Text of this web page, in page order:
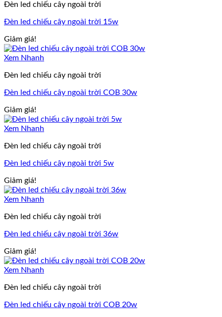
Đèn led chiếu cây ngoài trời
Đèn led chiếu cây ngoài trời 15w
Giảm giá!
Xem Nhanh
Đèn led chiếu cây ngoài trời
Đèn led chiếu cây ngoài trời COB 30w
Giảm giá!
Xem Nhanh
Đèn led chiếu cây ngoài trời
Đèn led chiếu cây ngoài trời 5w
Giảm giá!
Xem Nhanh
Đèn led chiếu cây ngoài trời
Đèn led chiếu cây ngoài trời 36w
Giảm giá!
Xem Nhanh
Đèn led chiếu cây ngoài trời
Đèn led chiếu cây ngoài trời COB 20w